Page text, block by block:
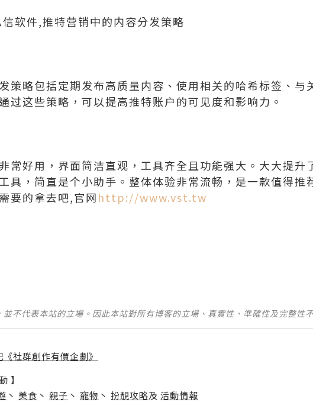
软件,推特营销中的内容分发策略
策略包括定期发布高质量内容、使用相关的哈希标签、与
过这些策略，可以提高推特账户的可见度和影响力。
常好用，界面简洁直观，工具齐全且功能强大。大大提升
具，简直是个小助手。整体体验非常流畅，是一款值得推
要的拿去吧,官网http://www.vst.tw
不代表本站的立場。因此本站對所有博客的立場、真實性、準確性及完整性
《社群創作有價企劃》
】
丶 美食 丶 親子 丶 寵物 丶 扮靚攻略及 活動情報